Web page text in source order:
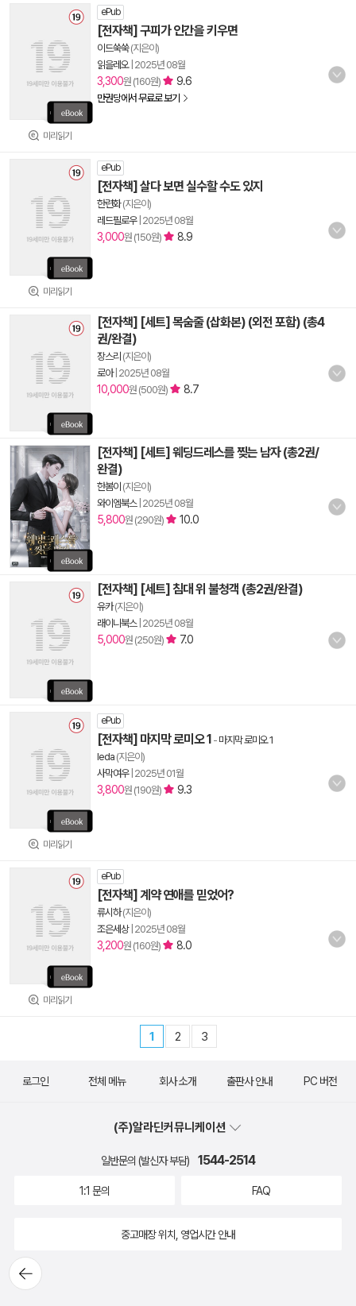
미리읽기
ePub
[전자책] 구피가 인간을 키우면
이드쑥쑥(지은이)
읽을레오| 2025년 08월
3,300원 (160원) 9.6
만권당에서 무료로 보기
미리읽기
ePub
[전자책] 살다 보면 실수할 수도 있지
한련화(지은이)
레드필로우| 2025년 08월
3,000원 (150원) 8.9
[전자책] [세트] 목숨줄 (삽화본) (외전 포함) (총4
권/완결)
장스리 (지은이)
로아| 2025년 08월
10,000원 (500원) 8.7
[전자책] [세트] 웨딩드레스를 찢는 남자 (총2권/
완결)
한봄이 (지은이)
와이엠북스| 2025년 08월
5,800원 (290원) 10.0
[전자책] [세트] 침대 위 불청객 (총2권/완결)
유카(지은이)
래이니북스| 2025년 08월
5,000원 (250원) 7.0
미리읽기
ePub
[전자책] 마지막 로미오 1 - 마지막 로미오 1
leda (지은이)
사막여우| 2025년 01월
3,800원 (190원) 9.3
미리읽기
ePub
[전자책] 계약 연애를 믿었어?
류시하(지은이)
조은세상| 2025년 08월
3,200원 (160원) 8.0
1 2 3
뒤로가
기
로그인 전체 메뉴 회사 소개 출판사 안내 PC 버전
(주)알라딘커뮤니케이션
일반문의 (발신자 부담) 1544-2514
1:1 문의 FAQ
중고매장 위치, 영업시간 안내